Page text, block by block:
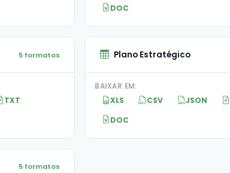
DOC
5 formatos
TXT
Plano Estratégico
BAIXAR EM:
XLS CSV JSON
DOC
5 formatos